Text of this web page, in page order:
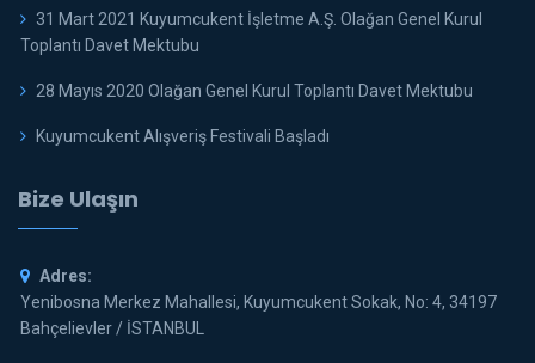
31 Mart 2021 Kuyumcukent İşletme A.Ş. Olağan Genel Kurul
Toplantı Davet Mektubu
28 Mayıs 2020 Olağan Genel Kurul Toplantı Davet Mektubu
Kuyumcukent Alışveriş Festivali Başladı
Bize Ulaşın
Adres:
Yenibosna Merkez Mahallesi, Kuyumcukent Sokak, No: 4, 34197
Bahçelievler / İSTANBUL